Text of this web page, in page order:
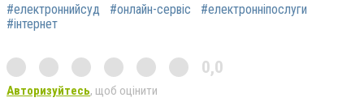
#електроннийсуд #онлайн-сервіс
#електронніпослуги
#інтернет
0,0
Авторизуйтесь, щоб оцінити